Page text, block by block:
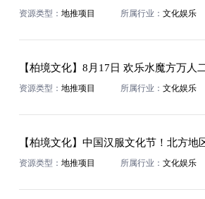
资源类型： 地推项目 所属行业： 文化娱乐
【柏境文化】8月17日 欢乐水魔方万人
资源类型： 地推项目 所属行业： 文化娱乐
【柏境文化】中国汉服文化节！北方地
资源类型： 地推项目 所属行业： 文化娱乐